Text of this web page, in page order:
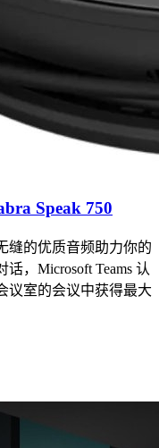
Speak 750
缝的优质音频助力你的
，Microsoft Teams 认
议室的会议中获得最大